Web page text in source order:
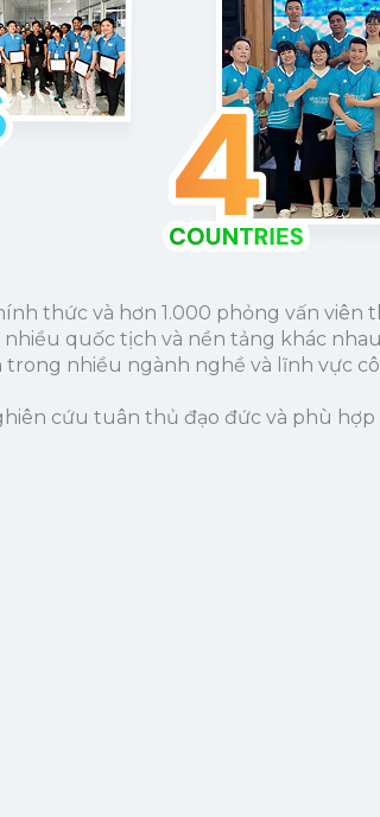
thức và hơn 1.000 phỏng vấn viên
nhiều quốc tịch và nền tảng khác
nhiều ngành nghề và lĩnh vực
cứu tuân thủ đạo đức và phù hợp